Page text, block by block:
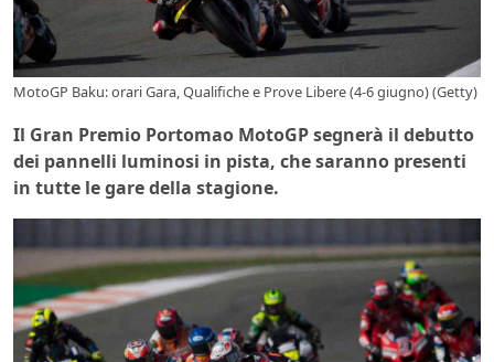
MotoGP Baku: orari Gara, Qualifiche e Prove Libere (4-6 giugno) (Getty)
Il Gran Premio Portomao MotoGP segnerà il debutto
dei pannelli luminosi in pista, che saranno presenti
in tutte le gare della stagione.